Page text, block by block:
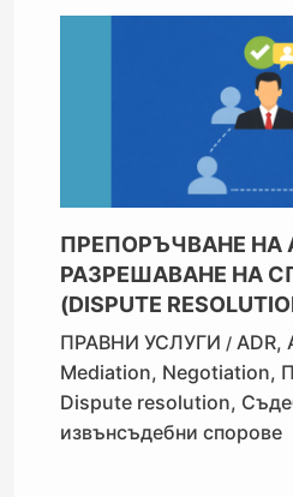
ПРЕПОРЪЧВАНЕ НА
РАЗРЕШАВАНЕ НА
(DISPUTE
ПРАВНИ УСЛУГИ / ADR,
Mediation, Negotiation,
Dispute resolution,
извънсъдебни спорове